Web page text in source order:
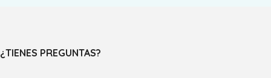
¿TIENES PREGUNTAS?